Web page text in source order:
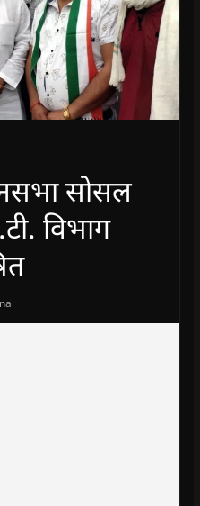
सोसल
विभाग